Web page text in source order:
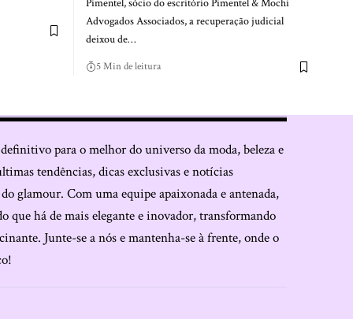
Pimentel, sócio do escritório Pimentel & Mochi
Advogados Associados, a recuperação judicial
deixou de…
5 Min de leitura
para o melhor do universo da moda, beleza e
tendências, dicas exclusivas e notícias
glamour. Com uma equipe apaixonada e antenada,
que há de mais elegante e inovador, transformando
Junte-se a nós e mantenha-se à frente, onde o